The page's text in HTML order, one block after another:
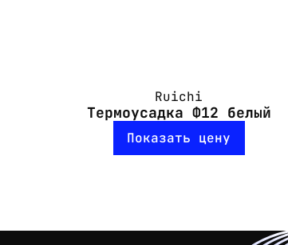
Ruichi
Термоусадка Ф12 белый
Показать цену